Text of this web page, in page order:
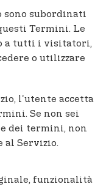
sono subordinati
Termini. Le
a tutti i visitatori,
o utilizzare
l'utente accetta
Se non sei
dei termini, non
al Servizio.
funzionalità